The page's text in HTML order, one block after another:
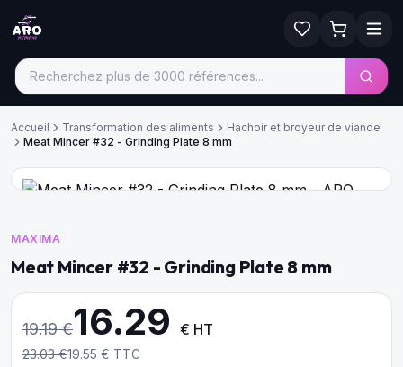
Accueil Transformation des aliments
Hachoir et broyeur de viande
Meat Mincer #32 - Grinding Plate 8 mm
MAXIMA
Meat Mincer #32 - Grinding Plate 8 mm
19.19€16.29 € HT
23.03€19.55 € TTC